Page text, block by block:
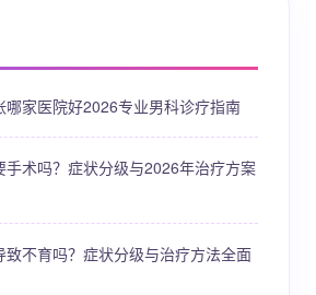
哪家医院好2026专业男科诊疗指南
手术吗？症状分级与2026年治疗方案
致不育吗？症状分级与治疗方法全面